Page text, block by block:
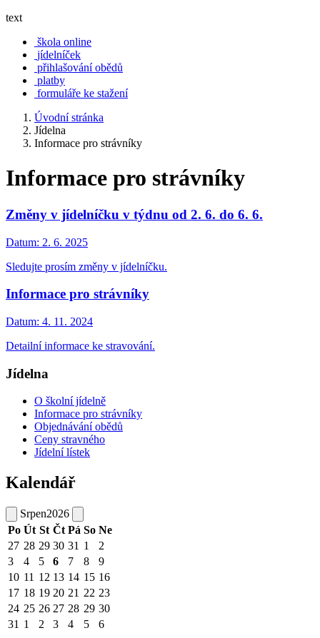
text
škola online
jídelníček
přihlašování obědů
platby
formuláře ke stažení
Úvodní stránka
Jídelna
Informace pro strávníky
Informace pro strávníky
Změny v jídelníčku v týdnu od 2. 6. do 6. 6.
Datum: 2. 6. 2025
Sledujte prosím změny v jídelníčku.
Informace pro strávníky
Datum: 4. 11. 2024
Detailní informace ke stravování.
Jídelna
O školní jídelně
Informace pro strávníky
Objednávání obědů
Ceny stravného
Jídelní lístek
Kalendář
Srpen2026
Po Út St Čt Pá So Ne
27 28 29 30 31 1
2
3
4 5 6 7 8
9
10 11 12 13 14 15 16
17 18 19 20 21 22 23
24 25 26 27 28 29 30
31 1 2 3 4 5 6